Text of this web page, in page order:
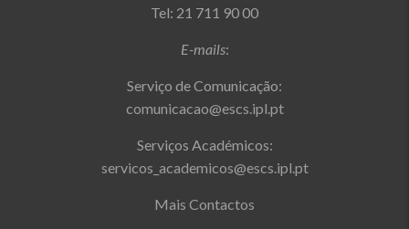
Tel: 21 711 90 00
E-mails:
Serviço de Comunicação:
comunicacao@escs.ipl.pt
Serviços Académicos:
servicos_academicos@escs.ipl.pt
Mais Contactos